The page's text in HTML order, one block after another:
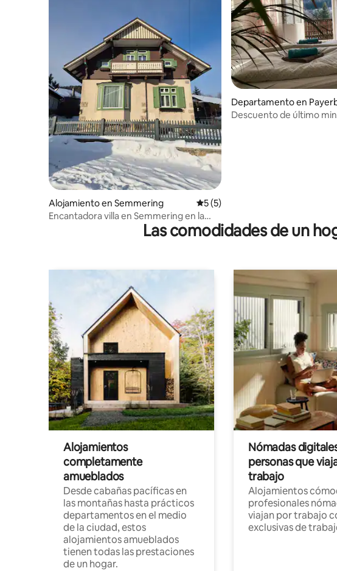
Alojamiento en Semmering Calificación promedio: 5 de 5. 5
5 (5)
Encantadora villa en Semmering en la
mejor ubicación soleada
Departamento en
Descuento de último
Las comodidades de un
Alojamientos
completamente
amueblados
Desde cabañas pacíficas en
las montañas hasta prácticos
departamentos en el medio
de la ciudad, estos
alojamientos amueblados
tienen todas las prestaciones
de un hogar.
Nómadas
personas que
trabajo
Alojamientos
profesionales
viajan por trabajo
exclusivas de